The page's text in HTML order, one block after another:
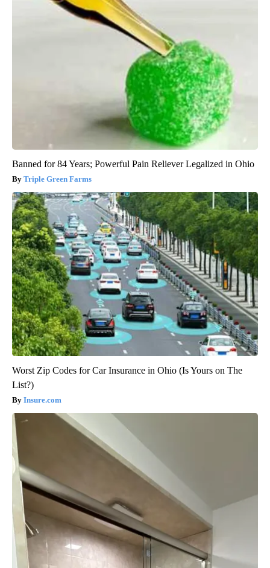
Banned for 84 Years; Powerful Pain Reliever Legalized in Ohio
Triple Green Farms
Worst Zip Codes for Car Insurance in Ohio (Is Yours on The
List?)
Insure.com